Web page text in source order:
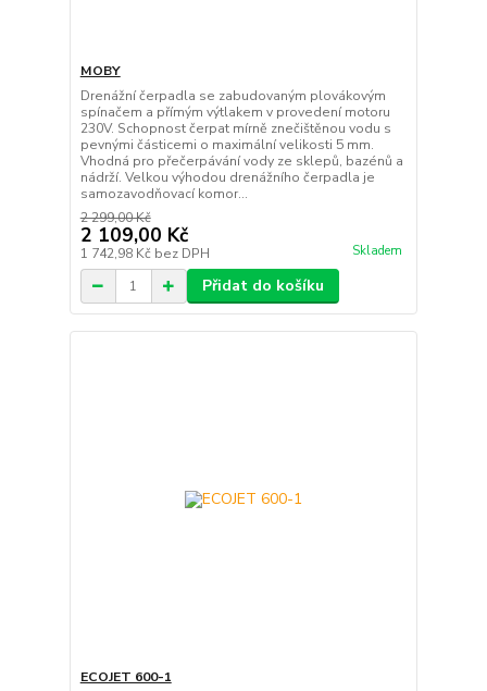
MOBY
Drenážní čerpadla se zabudovaným plovákovým
spínačem a přímým výtlakem v provedení motoru
230V. Schopnost čerpat mírně znečištěnou vodu s
pevnými částicemi o maximální velikosti 5 mm.
Vhodná pro přečerpávání vody ze sklepů, bazénů a
nádrží. Velkou výhodou drenážního čerpadla je
samozavodňovací komor...
2 299,00 Kč
2 109,00 Kč
1 742,98 Kč bez DPH Skladem
Přidat do košíku
ECOJET 600-1